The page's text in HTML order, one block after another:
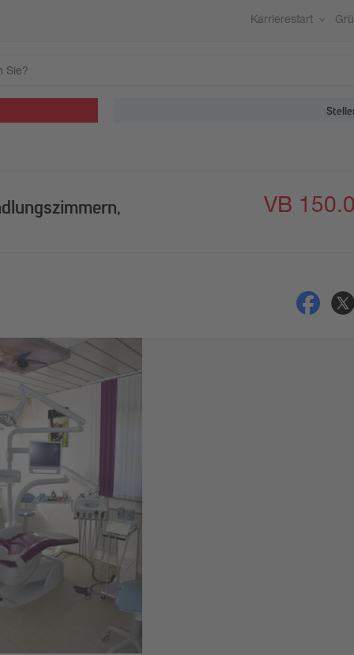
Karrierestart
VB